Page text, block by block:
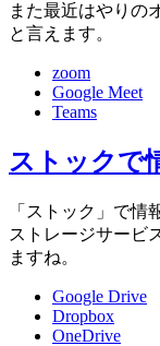
また最近はやりの
と言えます。
zoom
Google Meet
Teams
ストックで
「ストック」で情
ストレージサービ
ますね。
Google Drive
Dropbox
OneDrive